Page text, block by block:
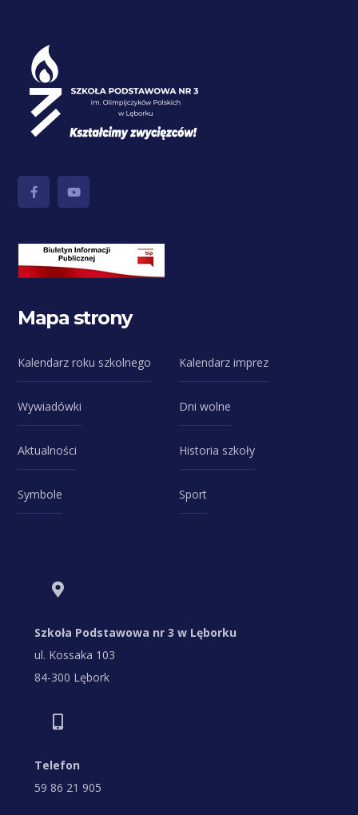
Mapa strony
Kalendarz roku szkolnego Kalendarz imprez
Wywiadówki Dni wolne
Aktualności Historia szkoły
Symbole Sport
Szkoła Podstawowa nr 3 w Lęborku
ul. Kossaka 103
84-300 Lębork
Telefon
59 86 21 905